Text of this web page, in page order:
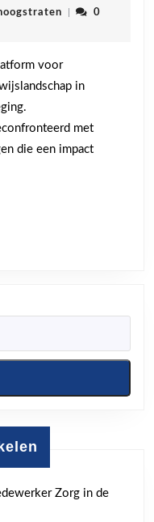
0
voor
in
met
die een impact
Zorg in de